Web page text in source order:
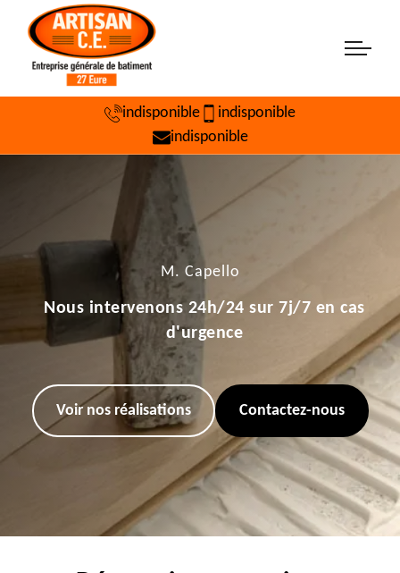
indisponible
indisponible
indisponible
M. Capello
Nous intervenons 24h/24 sur 7j/7 en cas
d'urgence
Voir nos réalisations Contactez-nous